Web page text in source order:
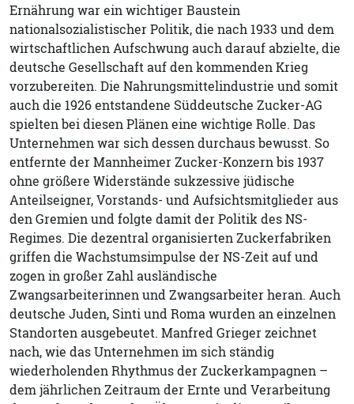
Ernährung war ein wichtiger Baustein
nationalsozialistischer Politik, die nach 1933 und dem
wirtschaftlichen Aufschwung auch darauf abzielte, die
deutsche Gesellschaft auf den kommenden Krieg
vorzubereiten. Die Nahrungsmittelindustrie und somit
auch die 1926 entstandene Süddeutsche Zucker-AG
spielten bei diesen Plänen eine wichtige Rolle. Das
Unternehmen war sich dessen durchaus bewusst. So
entfernte der Mannheimer Zucker-Konzern bis 1937
ohne größere Widerstände sukzessive jüdische
Anteilseigner, Vorstands- und Aufsichtsmitglieder aus
den Gremien und folgte damit der Politik des NS-
Regimes. Die dezentral organisierten Zuckerfabriken
griffen die Wachstumsimpulse der NS-Zeit auf und
zogen in großer Zahl ausländische
Zwangsarbeiterinnen und Zwangsarbeiter heran. Auch
deutsche Juden, Sinti und Roma wurden an einzelnen
Standorten ausgebeutet. Manfred Grieger zeichnet
nach, wie das Unternehmen im sich ständig
wiederholenden Rhythmus der Zuckerkampagnen –
dem jährlichen Zeitraum der Ernte und Verarbeitung